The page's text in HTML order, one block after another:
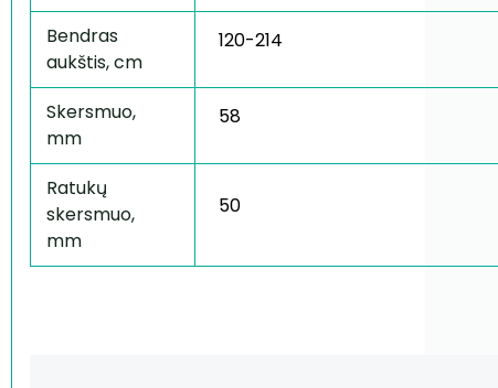
Bendras
aukštis, cm
120-214
Skersmuo,
mm
58
Ratukų
skersmuo,
mm
50